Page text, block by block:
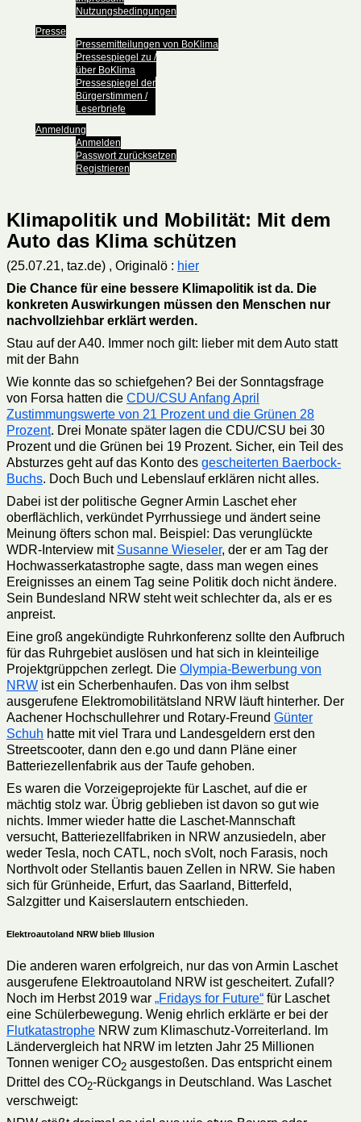
Nutzungsbedingungen
Presse
Pressemitteilungen von BoKlima
Pressespiegel zu /
über BoKlima
Pressespiegel der
Bürgerstimmen /
Leserbriefe
Anmeldung
Anmelden
Passwort zurücksetzen
Registrieren
Klimapolitik und Mobilität: Mit dem
Auto das Klima schützen
(25.07.21, taz.de) , Originalö : hier
Die Chance für eine bessere Klimapolitik ist da. Die
konkreten Auswirkungen müssen den Menschen nur
nachvollziehbar erklärt werden.
Stau auf der A40. Immer noch gilt: lieber mit dem Auto statt
mit der Bahn
Wie konnte das so schiefgehen? Bei der Sonntagsfrage
von Forsa hatten die CDU/CSU Anfang April
Zustimmungswerte von 21 Prozent und die Grünen 28
Prozent. Drei Monate später lagen die CDU/CSU bei 30
Prozent und die Grünen bei 19 Prozent. Sicher, ein Teil des
Absturzes geht auf das Konto des gescheiterten Baerbock-
Buchs. Doch Buch und Lebenslauf erklären nicht alles.
Dabei ist der politische Gegner Armin Laschet eher
oberflächlich, verkündet Pyrrhussiege und ändert seine
Meinung öfters schon mal. Beispiel: Das verunglückte
WDR-Interview mit Susanne Wieseler, der er am Tag der
Hochwasserkatastrophe sagte, dass man wegen eines
Ereignisses an einem Tag seine Politik doch nicht ändere.
Sein Bundesland NRW steht weit schlechter da, als er es
anpreist.
Eine groß angekündigte Ruhrkonferenz sollte den Aufbruch
für das Ruhrgebiet auslösen und hat sich in kleinteilige
Projektgrüppchen zerlegt. Die Olympia-Bewerbung von
NRW ist ein Scherbenhaufen. Das von ihm selbst
ausgerufene Elektromobilitätsland NRW läuft hinterher. Der
Aachener Hochschullehrer und Rotary-Freund Günter
Schuh hatte mit viel Trara und Landesgeldern erst den
Streetscooter, dann den e.go und dann Pläne einer
Batteriezellenfabrik aus der Taufe gehoben.
Es waren die Vorzeigeprojekte für Laschet, auf die er
mächtig stolz war. Übrig geblieben ist davon so gut wie
nichts. Immer wieder hatte die Laschet-Mannschaft
versucht, Batteriezellfabriken in NRW anzusiedeln, aber
weder Tesla, noch CATL, noch sVolt, noch Farasis, noch
Northvolt oder Stellantis bauen Zellen in NRW. Sie haben
sich für Grünheide, Erfurt, das Saarland, Bitterfeld,
Salzgitter und Kaiserslautern entschieden.
Elektroautoland NRW blieb Illusion
Die anderen waren erfolgreich, nur das von Armin Laschet
ausgerufene Elektroautoland NRW ist gescheitert. Zufall?
Noch im Herbst 2019 war „Fridays for Future“ für Laschet
eine Schülerbewegung. Wenig ehrlich erklärte er bei der
Flutkatastrophe NRW zum Klimaschutz-Vorreiterland. Im
Ländervergleich hat NRW im letzten Jahr 25 Millionen
Tonnen weniger CO2 ausgestoßen. Das entspricht einem
Drittel des CO2-Rückgangs in Deutschland. Was Laschet
verschweigt: